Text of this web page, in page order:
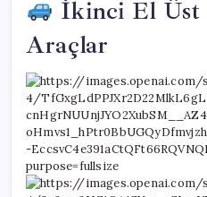
İkinci El Üst
Araçlar